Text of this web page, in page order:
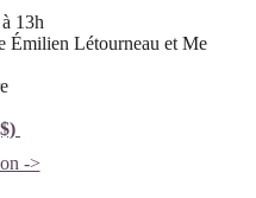
13h
Émilien Létourneau et Me
->